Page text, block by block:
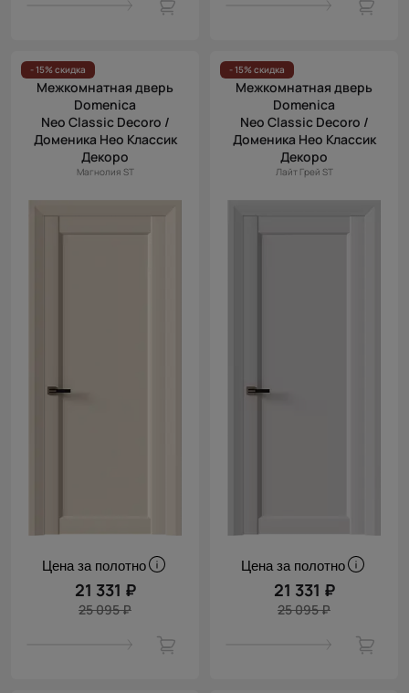
- 15% скидка
Межкомнатная дверь
Domenica
Neo Classic Decoro /
Доменика Нео Классик
Декоро
Магнолия ST
Цена за полотно
21 331 ₽
25 095 ₽
- 15% скидка
Межкомнатная дверь
Domenica
Neo Classic Decoro /
Доменика Нео Классик
Декоро
Лайт Грей ST
Цена за полотно
21 331 ₽
25 095 ₽